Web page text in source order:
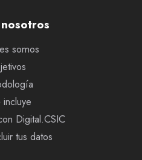
somos
Digital.CSIC
tus datos